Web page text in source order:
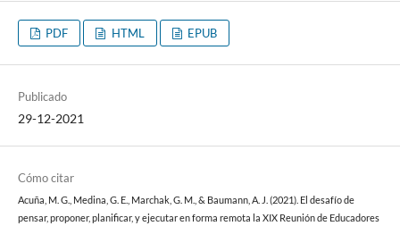
PDF HTML EPUB
Publicado
29-12-2021
Cómo citar
Acuña, M. G., Medina, G. E., Marchak, G. M., & Baumann, A. J. (2021). El desafío de
pensar, proponer, planificar, y ejecutar en forma remota la XIX Reunión de Educadores